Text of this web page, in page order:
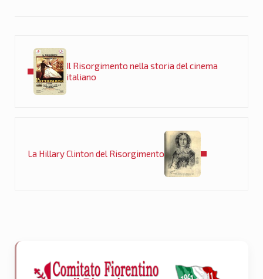
Il Risorgimento nella storia del cinema
italiano
La Hillary Clinton del Risorgimento
Sidebar